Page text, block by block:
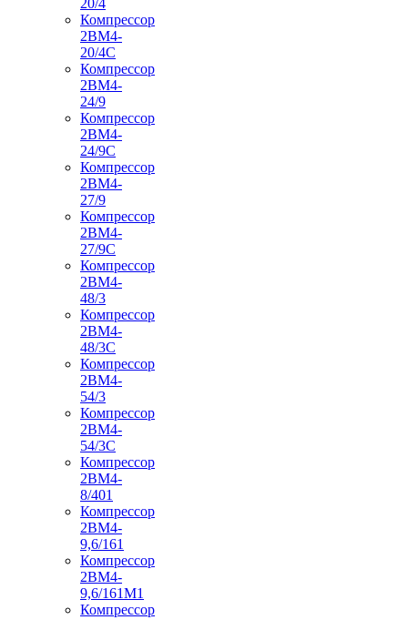
Компрессор
2ВМ4-
20/4С
Компрессор
2ВМ4-
24/9
Компрессор
2ВМ4-
24/9С
Компрессор
2ВМ4-
27/9
Компрессор
2ВМ4-
27/9С
Компрессор
2ВМ4-
48/3
Компрессор
2ВМ4-
48/3С
Компрессор
2ВМ4-
54/3
Компрессор
2ВМ4-
54/3С
Компрессор
2ВМ4-
8/401
Компрессор
2ВМ4-
9,6/161
Компрессор
2ВМ4-
9,6/161М1
Компрессор